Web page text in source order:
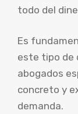
todo del
Es
este tipo de
abogados
concreto y
demanda.